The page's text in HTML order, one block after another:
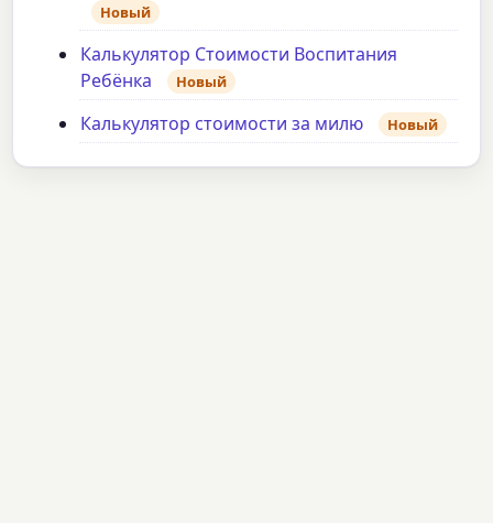
Новый
Калькулятор Стоимости Воспитания
Ребёнка
Новый
Калькулятор стоимости за милю Новый